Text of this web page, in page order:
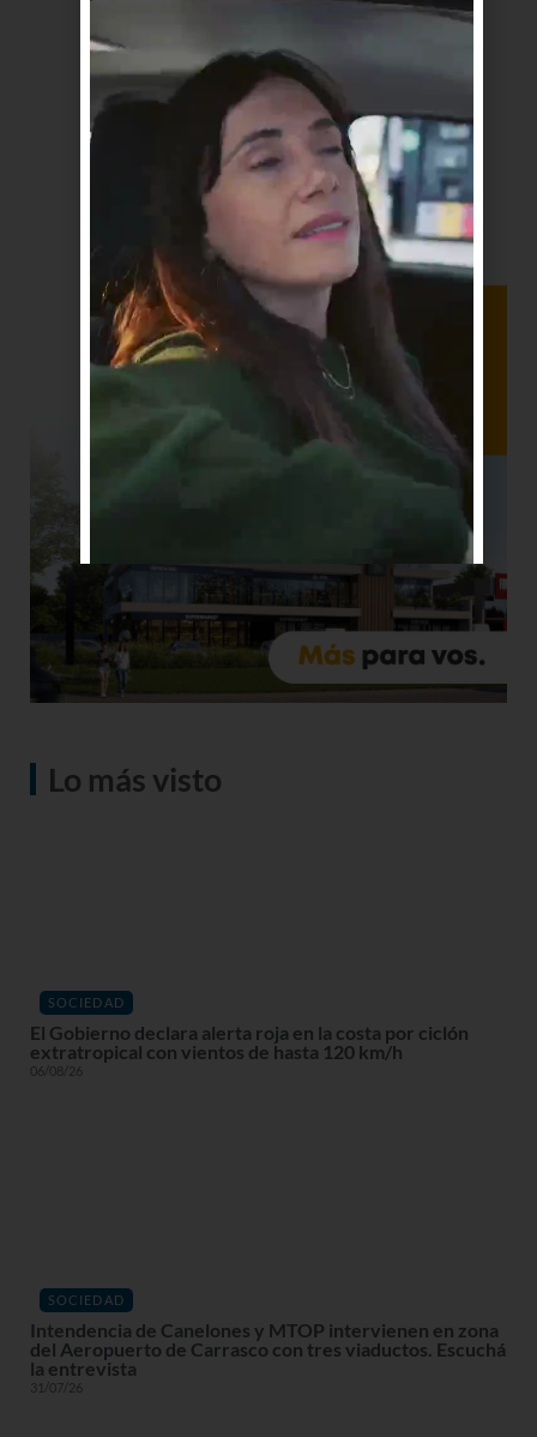
Lo más visto
SOCIEDAD
El Gobierno declara alerta roja en la costa por ciclón
extratropical con vientos de hasta 120 km/h
06/08/26
SOCIEDAD
Intendencia de Canelones y MTOP intervienen en zona
del Aeropuerto de Carrasco con tres viaductos. Escuchá
la entrevista
31/07/26